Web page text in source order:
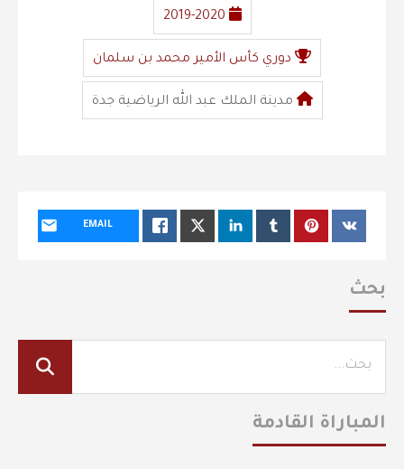
2019-2020
دوري كأس الأمير محمد بن سلمان
مدينة الملك عبد الله الرياضية جدة
EMAIL
بحث
المباراة القادمة